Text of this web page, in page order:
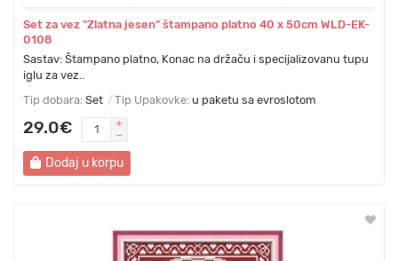
Set za vez "Zlatna jesen" štampano platno 40 х 50cm WLD-EK-
0108
Sastav: Štampano platno, Konac na držaču i specijalizovanu tupu
iglu za vez..
Tip dobara: Set Tip Upakovke: u paketu sa evroslotom
29.0€
Dodaj u korpu